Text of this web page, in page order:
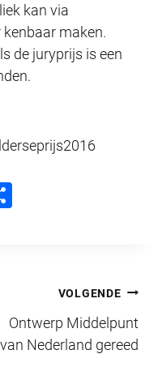
kan via
maken.
de juryprijs is een
VOLGENDE
Ontwerp Middelpunt
van Nederland gereed